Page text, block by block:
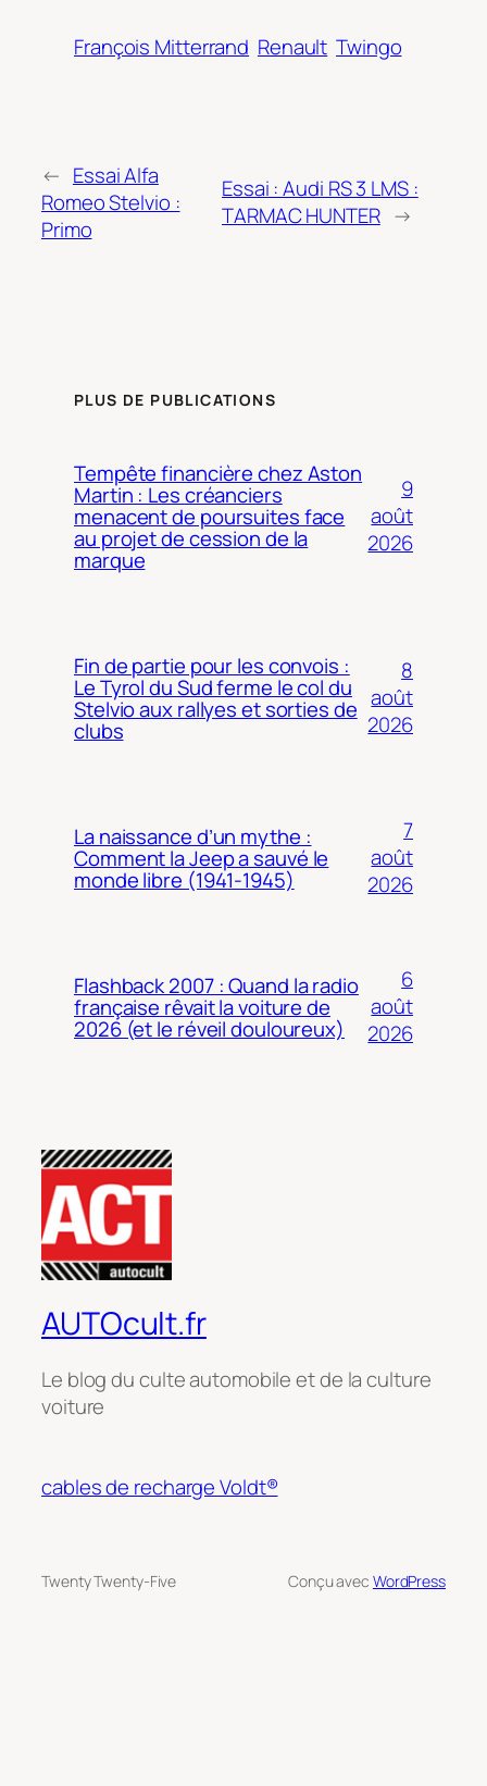
François Mitterrand Renault Twingo
← Essai Alfa
Romeo Stelvio :
Primo
Essai : Audi RS 3 LMS :
TARMAC HUNTER →
PLUS DE PUBLICATIONS
Tempête financière chez Aston
Martin : Les créanciers
menacent de poursuites face
au projet de cession de la
marque
9
août
2026
Fin de partie pour les convois :
Le Tyrol du Sud ferme le col du
Stelvio aux rallyes et sorties de
clubs
8
août
2026
La naissance d’un mythe :
Comment la Jeep a sauvé le
monde libre (1941-1945)
7
août
2026
Flashback 2007 : Quand la radio
française rêvait la voiture de
2026 (et le réveil douloureux)
6
août
2026
AUTOcult.fr
Le blog du culte automobile et de la culture
voiture
cables de recharge Voldt®
Twenty Twenty-Five Conçu avec WordPress